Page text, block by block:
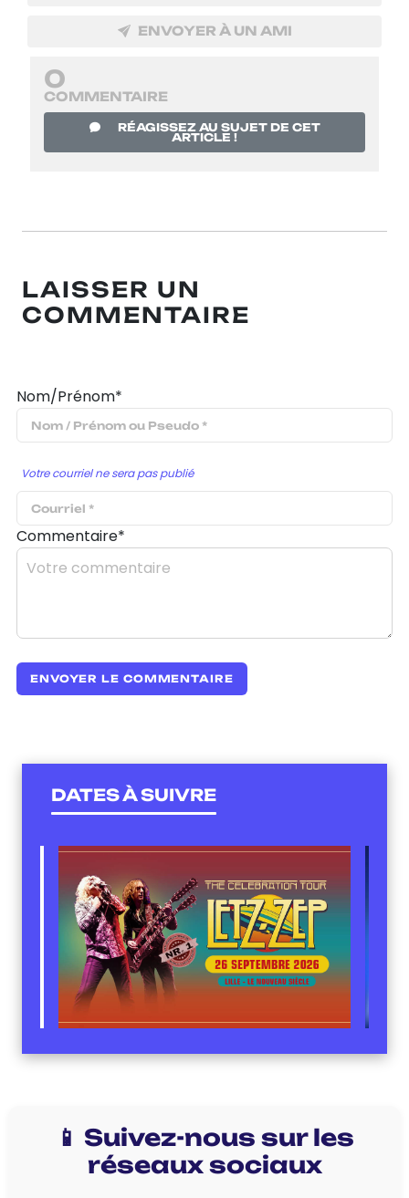
ENVOYER À UN AMI
0
COMMENTAIRE
RÉAGISSEZ AU SUJET DE CET
ARTICLE !
LAISSER UN
COMMENTAIRE
Nom/Prénom*
Votre courriel ne sera pas publié
Commentaire*
DATES À SUIVRE
📱 Suivez-nous sur les
réseaux sociaux